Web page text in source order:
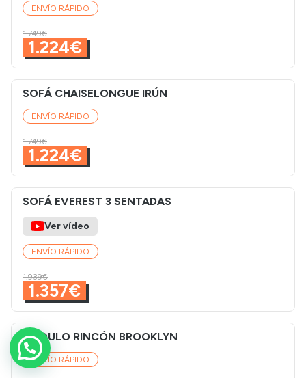
ENVÍO RÁPIDO
1.749€
1.224€
SOFÁ CHAISELONGUE IRÚN
ENVÍO RÁPIDO
1.749€
1.224€
SOFÁ EVEREST 3 SENTADAS
Ver vídeo
ENVÍO RÁPIDO
1.939€
1.357€
MÓDULO RINCÓN BROOKLYN
ENVÍO RÁPIDO